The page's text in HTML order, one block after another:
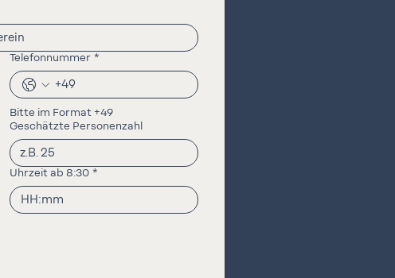
Telefonnummer *
Bitte im Format +49
Geschätzte Personenzahl
Uhrzeit ab 8:30 *
: